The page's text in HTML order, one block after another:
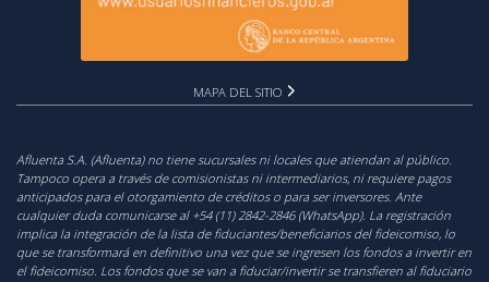
MAPA DEL SITIO
Afluenta S.A. (Afluenta) no tiene sucursales ni locales que atiendan al público.
Tampoco opera a través de comisionistas ni intermediarios, ni requiere pagos
anticipados para el otorgamiento de créditos o para ser inversores. Ante
cualquier duda comunicarse al +54 (11) 2842-2846 (WhatsApp). La registración
implica la integración de la lista de fiduciantes/beneficiarios del fideicomiso, lo
que se transformará en definitivo una vez que se ingresen los fondos a invertir en
el fideicomiso. Los fondos que se van a fiduciar/invertir se transfieren al fiduciario